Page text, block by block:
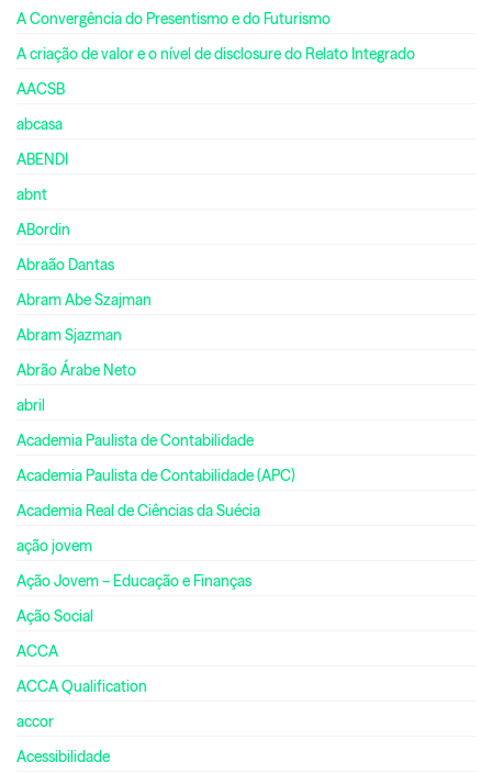
A Convergência do Presentismo e do Futurismo
A criação de valor e o nível de disclosure do Relato Integrado
AACSB
abcasa
ABENDI
abnt
ABordin
Abraão Dantas
Abram Abe Szajman
Abram Sjazman
Abrão Árabe Neto
abril
Academia Paulista de Contabilidade
Academia Paulista de Contabilidade (APC)
Academia Real de Ciências da Suécia
ação jovem
Ação Jovem – Educação e Finanças
Ação Social
ACCA
ACCA Qualification
accor
Acessibilidade